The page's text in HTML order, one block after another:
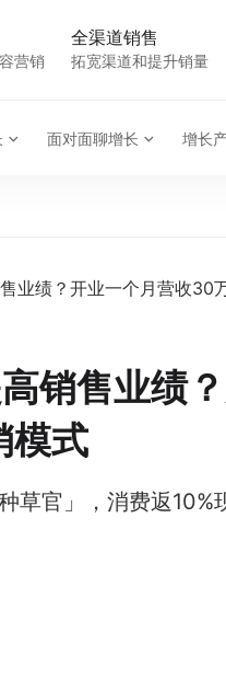
营销
全渠道销售
拓宽渠道和提升销量
面对面聊增长 增长
业绩？开业一个月营收30
销售业绩
模式
草官」，消费返10%